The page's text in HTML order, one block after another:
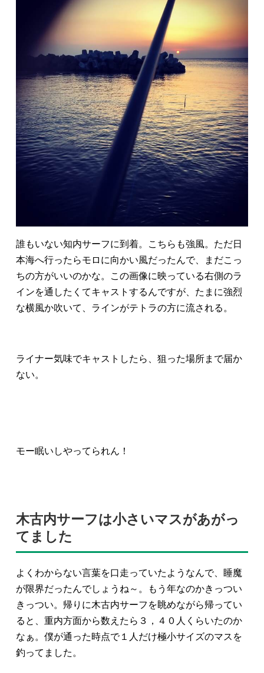
誰もいない知内サーフに到着。こちらも強風。ただ日
本海へ行ったらモロに向かい風だったんで、まだこっ
ちの方がいいのかな。この画像に映っている右側のラ
インを通したくてキャストするんですが、たまに強烈
な横風か吹いて、ラインがテトラの方に流される。
ライナー気味でキャストしたら、狙った場所まで届か
ない。
モー眠いしやってられん！
木古内サーフは小さいマスがあがっ
てました
よくわからない言葉を口走っていたようなんで、睡魔
が限界だったんでしょうね～。もう年なのかきっつい
きっつい。帰りに木古内サーフを眺めながら帰ってい
ると、重内方面から数えたら３，４０人くらいたのか
なぁ。僕が通った時点で１人だけ極小サイズのマスを
釣ってました。